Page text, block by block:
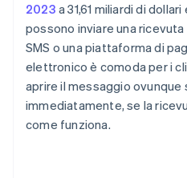
2023 a 31,61 miliardi di
possono inviare una
SMS o una piattaforma di
elettronico è comoda per i
aprire il messaggio ovunque
immediatamente, se la
come funziona.